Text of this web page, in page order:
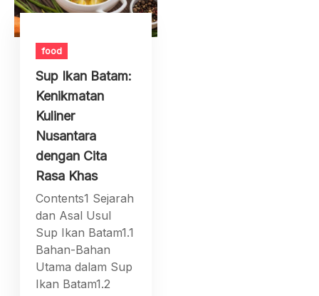
food
Sup Ikan Batam:
Kenikmatan
Kuliner
Nusantara
dengan Cita
Rasa Khas
Contents1 Sejarah
dan Asal Usul
Sup Ikan Batam1.1
Bahan-Bahan
Utama dalam Sup
Ikan Batam1.2